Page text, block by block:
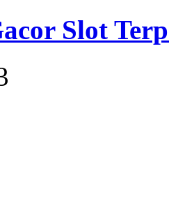
Slot